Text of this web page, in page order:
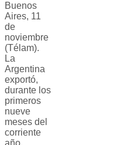
Buenos
Aires, 11
de
noviembre
(Télam).
La
Argentina
exportó,
durante los
primeros
nueve
meses del
corriente